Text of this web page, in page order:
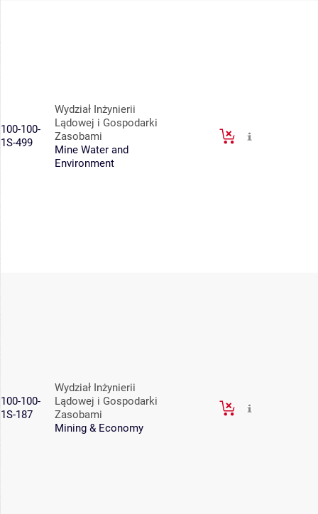
100-100-
1S-499
Wydział Inżynierii
Lądowej i Gospodarki
Zasobami
Mine Water and
Environment
100-100-
1S-187
Wydział Inżynierii
Lądowej i Gospodarki
Zasobami
Mining & Economy